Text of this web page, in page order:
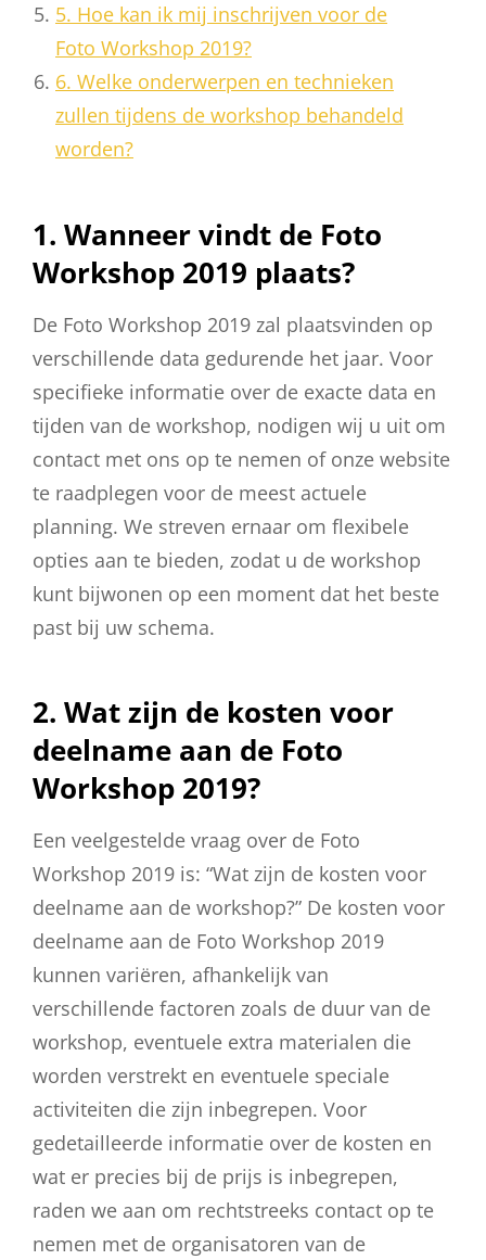
5. Hoe kan ik mij inschrijven voor de
Foto Workshop 2019?
6. Welke onderwerpen en technieken
zullen tijdens de workshop behandeld
worden?
1. Wanneer vindt de Foto
Workshop 2019 plaats?
De Foto Workshop 2019 zal plaatsvinden op
verschillende data gedurende het jaar. Voor
specifieke informatie over de exacte data en
tijden van de workshop, nodigen wij u uit om
contact met ons op te nemen of onze website
te raadplegen voor de meest actuele
planning. We streven ernaar om flexibele
opties aan te bieden, zodat u de workshop
kunt bijwonen op een moment dat het beste
past bij uw schema.
2. Wat zijn de kosten voor
deelname aan de Foto
Workshop 2019?
Een veelgestelde vraag over de Foto
Workshop 2019 is: “Wat zijn de kosten voor
deelname aan de workshop?” De kosten voor
deelname aan de Foto Workshop 2019
kunnen variëren, afhankelijk van
verschillende factoren zoals de duur van de
workshop, eventuele extra materialen die
worden verstrekt en eventuele speciale
activiteiten die zijn inbegrepen. Voor
gedetailleerde informatie over de kosten en
wat er precies bij de prijs is inbegrepen,
raden we aan om rechtstreeks contact op te
nemen met de organisatoren van de